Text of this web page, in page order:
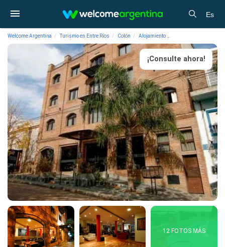
Es
Welcome Argentina Turismo en Entre Ríos Colón Alojamiento
¡Consulte ahora!
12 FOTOS MÁS